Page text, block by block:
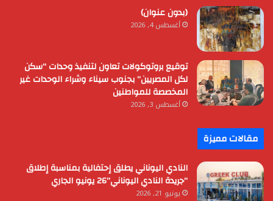
(بدون عنوان)
أغسطس 4, 2026
توقيع بروتوكولات تعاون لتنفيذ وحدات “سكن
لكل المصريين” بجنوب سيناء وشراء الوحدات غير
المخصصة للمواطنين
أغسطس 3, 2026
مقالات مميزة
النادي اليوناني يطلق إحتفالية بمناسبة إطلاق
“جريدة النادي اليوناني”26 يونيو الجاري
يونيو 21, 2026